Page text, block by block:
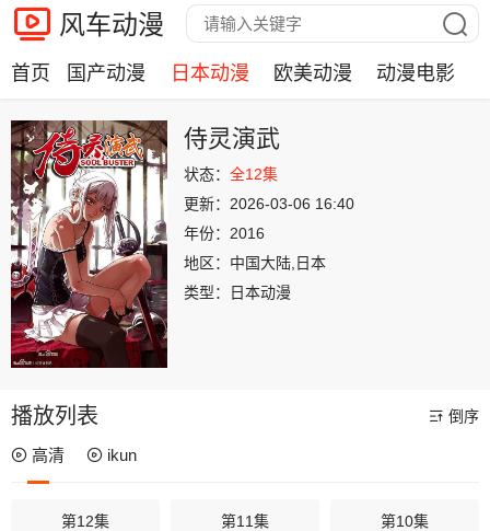
风车动漫
首页 国产动漫 日本动漫 欧美动漫 动漫电影
侍灵演武
状态： 全12集
更新： 2026-03-06 16:40
年份： 2016
地区： 中国大陆,日本
类型：
日本动漫
播放列表 倒序
高清 ikun
第12集 第11集 第10集